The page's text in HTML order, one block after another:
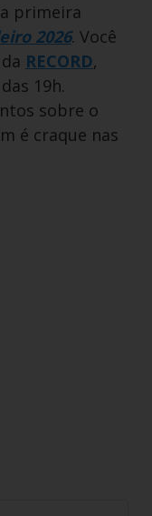
primeira
2026. Você
RECORD,
19h.
sobre o
é craque nas